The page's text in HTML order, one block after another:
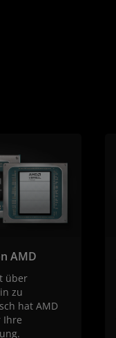
AMD
über
zu
hat AMD
Ihre